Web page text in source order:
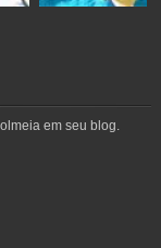
em seu blog.